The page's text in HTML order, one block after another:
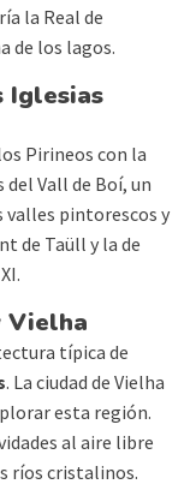
la Real de
de los lagos.
Iglesias
Pirineos con la
Vall de Boí, un
valles pintorescos y
de Taüll y la de
Vielha
típica de
. La ciudad de Vielha
esta región.
al aire libre
ríos cristalinos.